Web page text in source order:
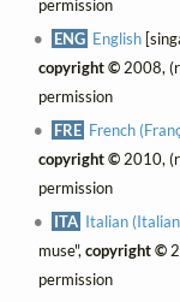
permission
ENG English
copyright ©2008,
permission
FRE French
copyright ©2010,
permission
ITA Italian
muse",copyright ©
permission